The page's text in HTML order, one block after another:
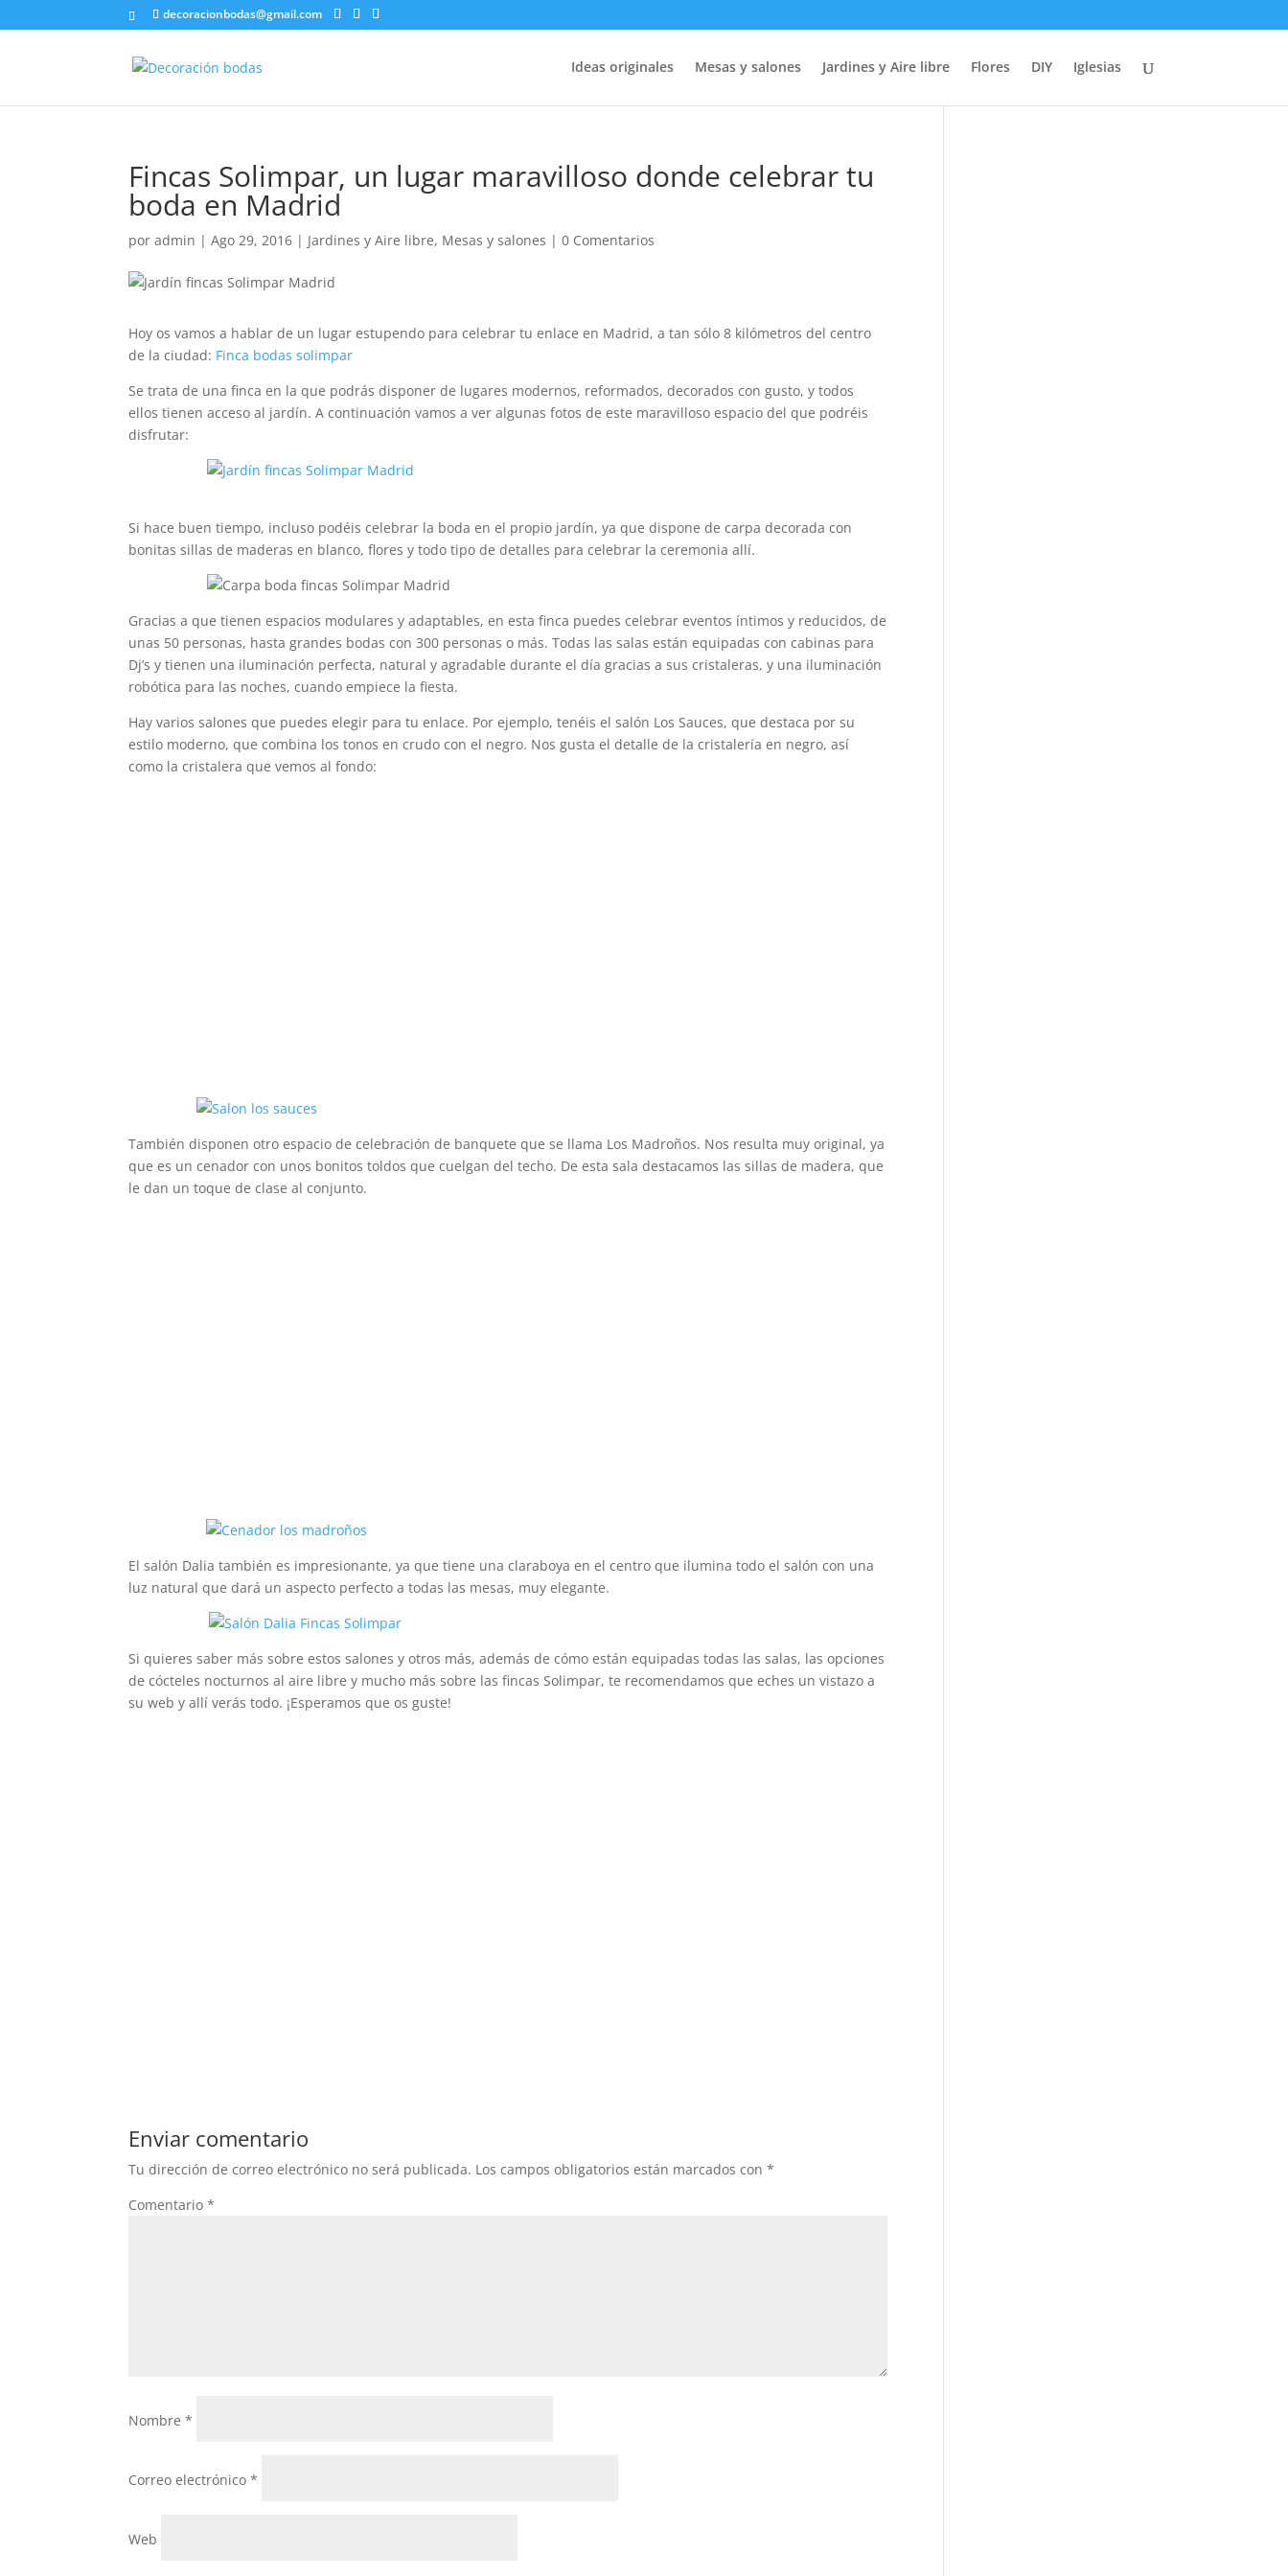
decoracionbodas@gmail.com
Ideas originales Mesas y salones Jardines y Aire libre Flores DIY Iglesias
Fincas Solimpar, un lugar maravilloso donde celebrar tu
boda en Madrid
poradmin |Ago 29, 2016 | Jardines y Aire libre, Mesas y salones |0 Comentarios
Hoy os vamos a hablar de un lugar estupendo para celebrar tu enlace en Madrid, a tan sólo 8 kilómetros del centro
de la ciudad: Finca bodas solimpar
Se trata de una finca en la que podrás disponer de lugares modernos, reformados, decorados con gusto, y todos
ellos tienen acceso al jardín. A continuación vamos a ver algunas fotos de este maravilloso espacio del que podréis
disfrutar:
Si hace buen tiempo, incluso podéis celebrar la boda en el propio jardín, ya que dispone de carpa decorada con
bonitas sillas de maderas en blanco, flores y todo tipo de detalles para celebrar la ceremonia allí.
Gracias a que tienen espacios modulares y adaptables, en esta finca puedes celebrar eventos íntimos y reducidos, de
unas 50 personas, hasta grandes bodas con 300 personas o más. Todas las salas están equipadas con cabinas para
Dj’s y tienen una iluminación perfecta, natural y agradable durante el día gracias a sus cristaleras, y una iluminación
robótica para las noches, cuando empiece la fiesta.
Hay varios salones que puedes elegir para tu enlace. Por ejemplo, tenéis el salón Los Sauces, que destaca por su
estilo moderno, que combina los tonos en crudo con el negro. Nos gusta el detalle de la cristalería en negro, así
como la cristalera que vemos al fondo:
También disponen otro espacio de celebración de banquete que se llama Los Madroños. Nos resulta muy original, ya
que es un cenador con unos bonitos toldos que cuelgan del techo. De esta sala destacamos las sillas de madera, que
le dan un toque de clase al conjunto.
El salón Dalia también es impresionante, ya que tiene una claraboya en el centro que ilumina todo el salón con una
luz natural que dará un aspecto perfecto a todas las mesas, muy elegante.
Si quieres saber más sobre estos salones y otros más, además de cómo están equipadas todas las salas, las opciones
de cócteles nocturnos al aire libre y mucho más sobre las fincas Solimpar, te recomendamos que eches un vistazo a
su web y allí verás todo. ¡Esperamos que os guste!
Enviar comentario
Tu dirección de correo electrónico no será publicada. Los campos obligatorios están marcados con*
Comentario*
Nombre*
Correo electrónico*
Web